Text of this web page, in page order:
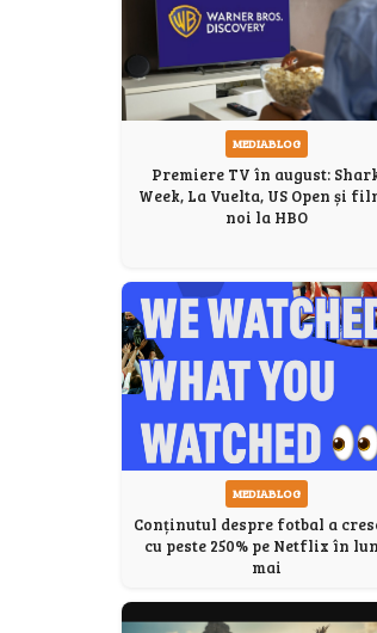
MEDIABLOG
Premiere TV în august:
Week, La Vuelta, US Open și
noi la HBO
MEDIABLOG
Conținutul despre fotbal a
cu peste 250% pe Netflix în
mai